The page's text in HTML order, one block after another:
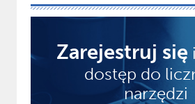
Zarejestruj się
dostęp do
narzędzi